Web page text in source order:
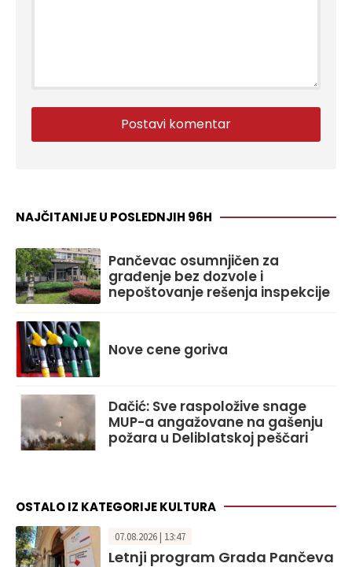
NAJČITANIJE U POSLEDNJIH 96H
Pančevac osumnjičen za
građenje bez dozvole i
nepoštovanje rešenja inspekcije
Nove cene goriva
Dačić: Sve raspoložive snage
MUP-a angažovane na gašenju
požara u Deliblatskoj peščari
OSTALO IZ KATEGORIJE KULTURA
07.08.2026 | 13:47
Letnji program Grada Pančeva